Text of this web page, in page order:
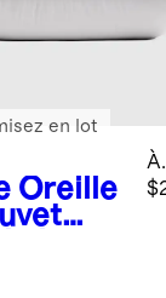
Oreille
en lot